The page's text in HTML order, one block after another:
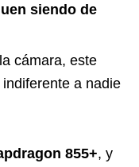
siendo de
cámara, este
a nadie
855+, y